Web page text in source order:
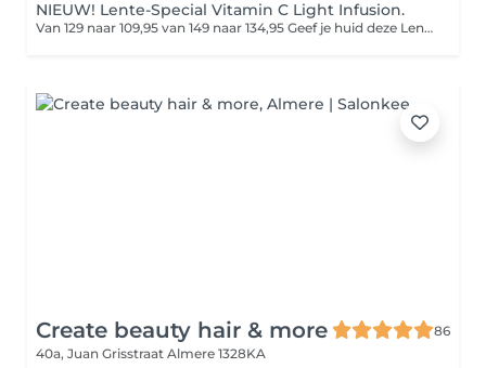
NIEUW! Lente-Special Vitamin C Light Infusion.
Van 129 naar 109,95 van 149 naar 134,95 Geef je huid deze Lente een stralende boost. Tijdens de Special HydroPeptide Vitamin C Light Infusion facial geniet je van diepe ontspanning, warme compressen, Cryotreatment en een zorgvuldig opgebouwde glow-behandeling met verhelderende enzymen, vitamine C en zuurstofwerkstoffen. Het collageenlicht van de Beauty Angel ELT laat je huid zichtbaar oplichten, voller ogen en direct glanzen met een gezonde zomerse Glow De behandeling wordt afgesloten met rijke verzorging, oogcrème, lipverzorging en een aangepaste dag- of nachtcrème. Perfect voor wie deze zomer wil stralen, comfort zoekt én intensieve huidverbetering wil combineren met pure ontspanning.
Create beauty hair & more
86
40a, Juan Grisstraat Almere 1328KA